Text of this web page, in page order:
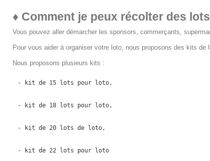
♦ Comment je peux récolter des
Vous pouvez aller démarcher les sponsors, commerçants,
Pour vous aider à organiser votre loto, nous proposons des kits
Nous proposons plusieurs kits :
- kit de 15 lots pour loto,
- kit de 18 lots pour loto,
- kit de 20 lots de loto,
- kit de 22 lots pour loto